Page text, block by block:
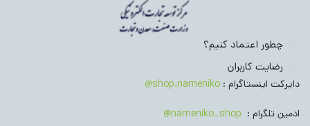
چطور اعتماد کنیم؟
رضایت کاربران
دایرکت اینستاگرام : shop.nameniko@
ادمین تلگرام : nameniko_shop@